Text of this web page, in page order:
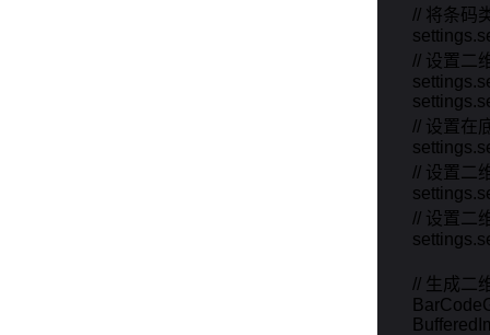
// 将
// 设置
// 设置
// 设置
// 设
// 生成